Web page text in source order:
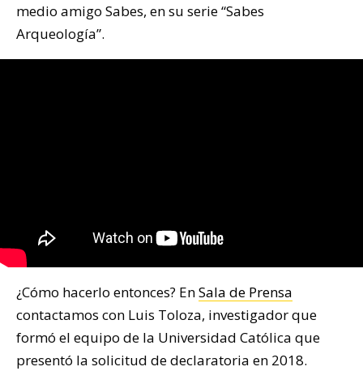
medio amigo Sabes, en su serie “Sabes
Arqueología”.
¿Cómo hacerlo entonces? EnSala de Prensa
contactamos con Luis Toloza, investigador que
formó el equipo de la Universidad Católica que
presentó la solicitud de declaratoria en 2018.